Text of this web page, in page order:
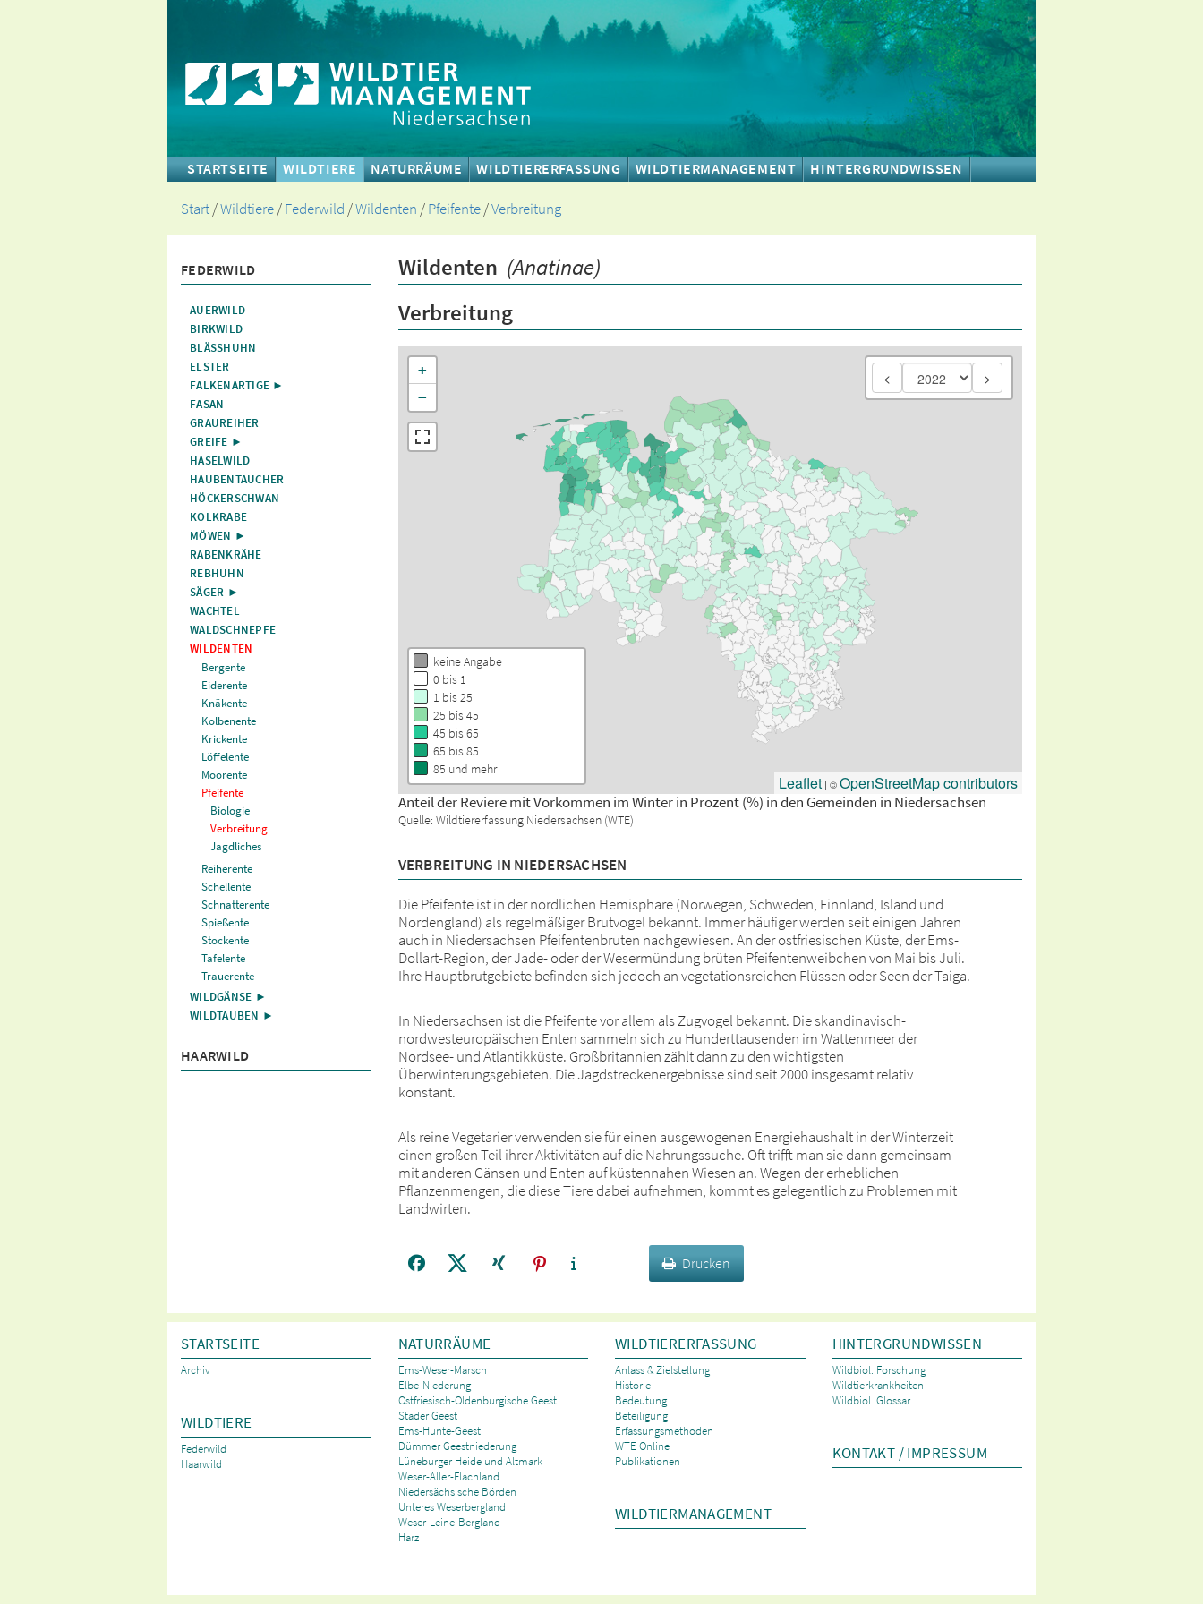
STARTSEITE WILDTIERE NATURRÄUME WILDTIERERFASSUNG WILDTIERMANAGEMENT HINTERGRUNDWISSEN
Start/Wildtiere/Federwild /Wildenten /Pfeifente/Verbreitung
FEDERWILD
AUERWILD
BIRKWILD
BLÄSSHUHN
ELSTER
FALKENARTIGE ►
FASAN
GRAUREIHER
GREIFE ►
HASELWILD
HAUBENTAUCHER
HÖCKERSCHWAN
KOLKRABE
MÖWEN ►
RABENKRÄHE
REBHUHN
SÄGER ►
WACHTEL
WALDSCHNEPFE
WILDENTEN
Bergente
Eiderente
Knäkente
Kolbenente
Krickente
Löffelente
Moorente
Pfeifente
Biologie
Verbreitung
Jagdliches
Reiherente
Schellente
Schnatterente
Spießente
Stockente
Tafelente
Trauerente
WILDGÄNSE ►
WILDTAUBEN ►
HAARWILD
Wildenten (Anatinae)
Verbreitung
+
−
< >
keine Angabe
0 bis 1
1 bis 25
25 bis 45
45 bis 65
65 bis 85
85 und mehr
Leaflet | ©OpenStreetMap contributors
Anteil der Reviere mit Vorkommen im Winter in Prozent (%) in den Gemeinden in Niedersachsen
Quelle: Wildtiererfassung Niedersachsen (WTE)
VERBREITUNG IN NIEDERSACHSEN
Die Pfeifente ist in der nördlichen Hemisphäre (Norwegen, Schweden, Finnland, Island und
Nordengland) als regelmäßiger Brutvogel bekannt. Immer häufiger werden seit einigen Jahren
auch in Niedersachsen Pfeifentenbruten nachgewiesen. An der ostfriesischen Küste, der Ems-
Dollart-Region, der Jade- oder der Wesermündung brüten Pfeifentenweibchen von Mai bis Juli.
Ihre Hauptbrutgebiete befinden sich jedoch an vegetationsreichen Flüssen oder Seen der Taiga.
In Niedersachsen ist die Pfeifente vor allem als Zugvogel bekannt. Die skandinavisch-
nordwesteuropäischen Enten sammeln sich zu Hunderttausenden im Wattenmeer der
Nordsee- und Atlantikküste. Großbritannien zählt dann zu den wichtigsten
Überwinterungsgebieten. Die Jagdstreckenergebnisse sind seit 2000 insgesamt relativ
konstant.
Als reine Vegetarier verwenden sie für einen ausgewogenen Energiehaushalt in der Winterzeit
einen großen Teil ihrer Aktivitäten auf die Nahrungssuche. Oft trifft man sie dann gemeinsam
mit anderen Gänsen und Enten auf küstennahen Wiesen an. Wegen der erheblichen
Pflanzenmengen, die diese Tiere dabei aufnehmen, kommt es gelegentlich zu Problemen mit
Landwirten.
Drucken
STARTSEITE
Archiv
WILDTIERE
Federwild
Haarwild
NATURRÄUME
Ems-Weser-Marsch
Elbe-Niederung
Ostfriesisch-Oldenburgische Geest
Stader Geest
Ems-Hunte-Geest
Dümmer Geestniederung
Lüneburger Heide und Altmark
Weser-Aller-Flachland
Niedersächsische Börden
Unteres Weserbergland
Weser-Leine-Bergland
Harz
WILDTIERERFASSUNG
Anlass & Zielstellung
Historie
Bedeutung
Beteiligung
Erfassungsmethoden
WTE Online
Publikationen
WILDTIERMANAGEMENT
HINTERGRUNDWISSEN
Wildbiol. Forschung
Wildtierkrankheiten
Wildbiol. Glossar
KONTAKT / IMPRESSUM